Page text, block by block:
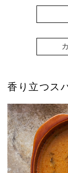
香り立つス